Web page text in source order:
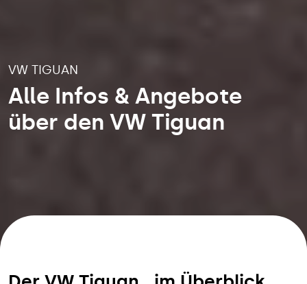
VW TIGUAN
Alle Infos & Angebote
über den VW Tiguan